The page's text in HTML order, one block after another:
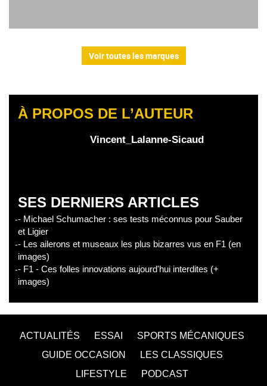
Voir toutes les marques
À PROPOS DE L’AUTEUR
Vincent_Lalanne-Sicaud
SES DERNIERS ARTICLES
- Michael Schumacher : ses tests méconnus pour Sauber
et Ligier
- Les ailerons et museaux les plus bizarres vus en F1 (en
images)
- F1 - Ces folles innovations aujourd'hui interdites (+
images)
ACTUALITÉS ESSAI
SPORTS MÉCANIQUES
GUIDE OCCASION
LES CLASSIQUES
LIFESTYLE
PODCAST